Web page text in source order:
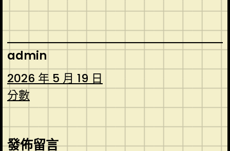
admin
2026 年 5 月 19 日
分數
發佈留言